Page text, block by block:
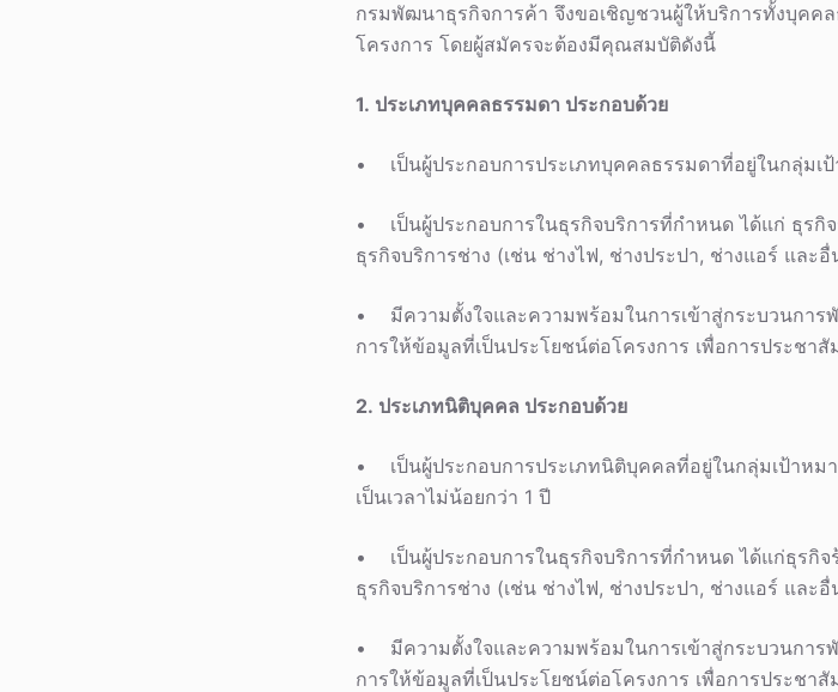
กรมพัฒนาธุรกิจการค้า จึงขอเชิญชวนผู้ให้บริการทั้งบุคค
โครงการ โดยผู้สมัครจะต้องมีคุณสมบัติดังนี้
1. ประเภทบุคคลธรรมดา ประกอบด้วย
• เป็นผู้ประกอบการประเภทบุคคลธรรมดาที่อยู่ในกลุ่มเป้
• เป็นผู้ประกอบการในธุรกิจบริการที่กำหนด ได้แก่ ธุรกิ
ธุรกิจบริการช่าง (เช่น ช่างไฟ, ช่างประปา, ช่างแอร์ และ
• มีความตั้งใจและความพร้อมในการเข้าสู่กระบวนกา
การให้ข้อมูลที่เป็นประโยชน์ต่อโครงการ เพื่อการประชา
2. ประเภทนิติบุคคล ประกอบด้วย
• เป็นผู้ประกอบการประเภทนิติบุคคลที่อยู่ในกลุ่มเป้าหม
เป็นเวลาไม่น้อยกว่า 1 ปี
• เป็นผู้ประกอบการในธุรกิจบริการที่กำหนด ได้แก่ธุรกิ
ธุรกิจบริการช่าง (เช่น ช่างไฟ, ช่างประปา, ช่างแอร์ และ
• มีความตั้งใจและความพร้อมในการเข้าสู่กระบวนกา
การให้ข้อมูลที่เป็นประโยชน์ต่อโครงการ เพื่อการประชา